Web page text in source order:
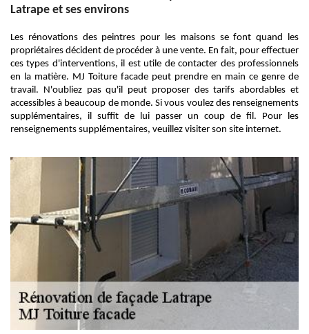
Latrape et ses environs
Les rénovations des peintres pour les maisons se font quand les
propriétaires décident de procéder à une vente. En fait, pour effectuer
ces types d'interventions, il est utile de contacter des professionnels
en la matière. MJ Toiture facade peut prendre en main ce genre de
travail. N'oubliez pas qu'il peut proposer des tarifs abordables et
accessibles à beaucoup de monde. Si vous voulez des renseignements
supplémentaires, il suffit de lui passer un coup de fil. Pour les
renseignements supplémentaires, veuillez visiter son site internet.